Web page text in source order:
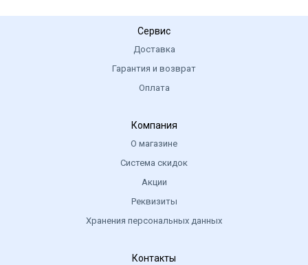
Сервис
Доставка
Гарантия и возврат
Оплата
Компания
О магазине
Система скидок
Акции
Реквизиты
Хранения персональных данных
Контакты